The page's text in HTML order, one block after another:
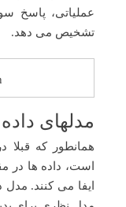
عملیاتی، پاسخ
تشخیص می دهد.
مدلهای داده
همانطور که قبلا
است، داده ها در
ایفا می کنند. مدل